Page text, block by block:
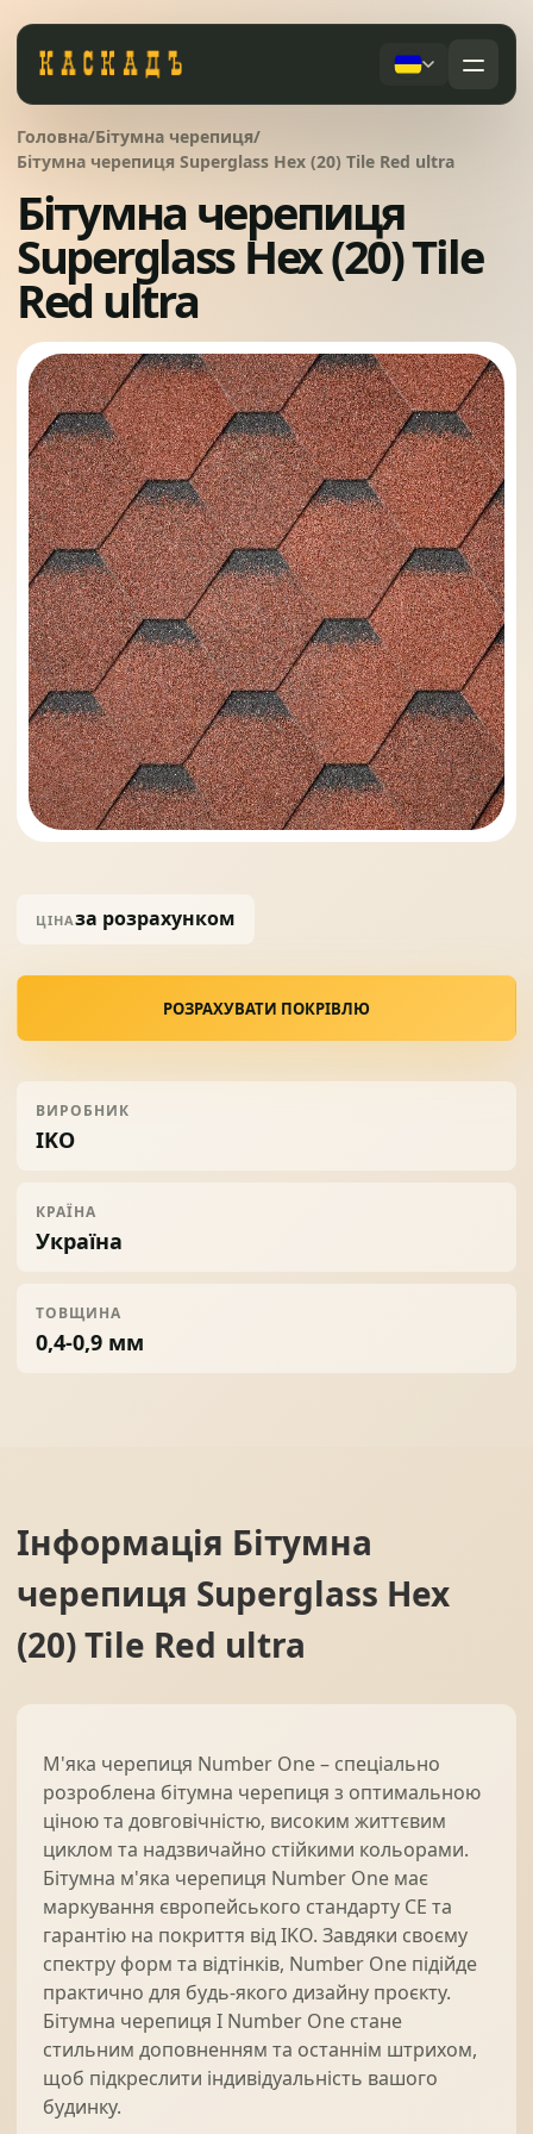
Послуги
Дах під ключ
Про компанію
Питання
Контакти
01 Черепиця та комплектуючі
02 Фасади та тераси
03 Заборы
04 Системи водовідведення
05 Вікна та сходи
06 Ворота
07 Солнце защита
08 Навіси з полікарбонату
Головна/Бітумна черепиця/
Бітумна черепиця Superglass Hex (20) Tile Red ultra
Бітумна черепиця
Superglass Hex (20) Tile
Red ultra
ЦІНАза розрахунком
РОЗРАХУВАТИ ПОКРІВЛЮ
ВИРОБНИК
IKO
КРАЇНА
Україна
ТОВЩИНА
0,4-0,9 мм
Інформація Бітумна
черепиця Superglass Hex
(20) Tile Red ultra
М'яка черепиця Number One – спеціально
розроблена бітумна черепиця з оптимальною
ціною та довговічністю, високим життєвим
циклом та надзвичайно стійкими кольорами.
Бітумна м'яка черепиця Number One має
маркування європейського стандарту CE та
гарантію на покриття від IKO. Завдяки своєму
спектру форм та відтінків, Number One підійде
практично для будь-якого дизайну проєкту.
Бітумна черепиця I Number One стане
стильним доповненням та останнім штрихом,
щоб підкреслити індивідуальність вашого
будинку.